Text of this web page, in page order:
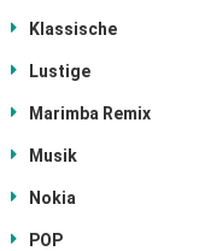
Klassische
Lustige
Marimba Remix
Musik
Nokia
POP